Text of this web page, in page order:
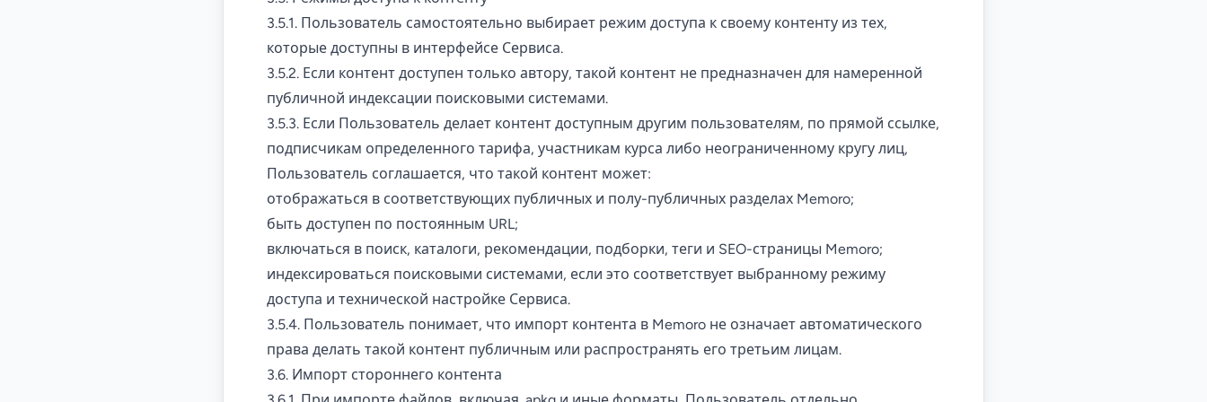
3.5.1. Пользователь самостоятельно выбирает режим доступа к своему контенту из тех,
которые доступны в интерфейсе Сервиса.
3.5.2. Если контент доступен только автору, такой контент не предназначен для намеренной
публичной индексации поисковыми системами.
3.5.3. Если Пользователь делает контент доступным другим пользователям, по прямой ссылке,
подписчикам определенного тарифа, участникам курса либо неограниченному кругу лиц,
Пользователь соглашается, что такой контент может:
отображаться в соответствующих публичных и полу-публичных разделах Memoro;
быть доступен по постоянным URL;
включаться в поиск, каталоги, рекомендации, подборки, теги и SEO-страницы Memoro;
индексироваться поисковыми системами, если это соответствует выбранному режиму
доступа и технической настройке Сервиса.
3.5.4. Пользователь понимает, что импорт контента в Memoro не означает автоматического
права делать такой контент публичным или распространять его третьим лицам.
3.6. Импорт стороннего контента